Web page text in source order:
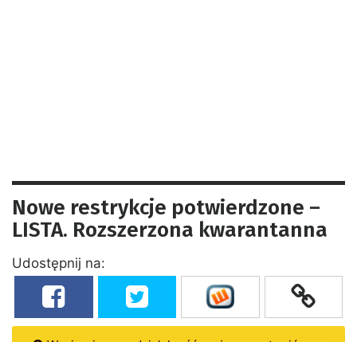
Nowe restrykcje potwierdzone –
LISTA. Rozszerzona kwarantanna
Udostępnij na: